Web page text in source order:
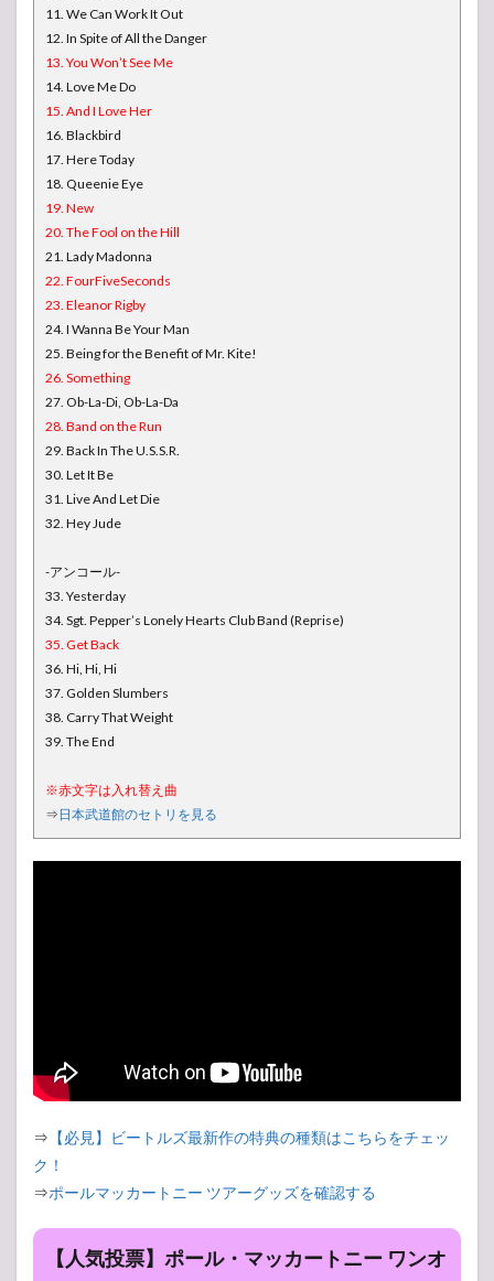
11. We Can Work It Out
12. In Spite of All the Danger
13. You Won’t See Me
14. Love Me Do
15. And I Love Her
16. Blackbird
17. Here Today
18. Queenie Eye
19. New
20. The Fool on the Hill
21. Lady Madonna
22. FourFiveSeconds
23. Eleanor Rigby
24. I Wanna Be Your Man
25. Being for the Benefit of Mr. Kite!
26. Something
27. Ob-La-Di, Ob-La-Da
28. Band on the Run
29. Back In The U.S.S.R.
30. Let It Be
31. Live And Let Die
32. Hey Jude
-アンコール-
33. Yesterday
34. Sgt. Pepper’s Lonely Hearts Club Band (Reprise)
35. Get Back
36. Hi, Hi, Hi
37. Golden Slumbers
38. Carry That Weight
39. The End
※赤文字は入れ替え曲
⇒ 日本武道館のセトリを見る
⇒ 【必見】ビートルズ最新作の特典の種類はこちらをチェッ
ク！
⇒ポールマッカートニー ツアーグッズを確認する
【人気投票】ポール・マッカートニー ワンオ